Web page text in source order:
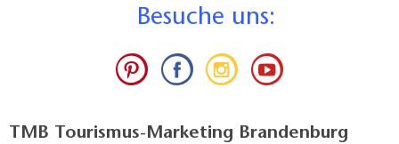
Besuche uns:
TMB Tourismus-Marketing Brandenburg